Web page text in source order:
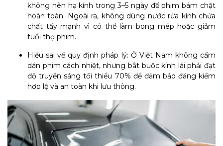
không nên hạ kính trong 3–5 ngày để phim bám chặt
hoàn toàn. Ngoài ra, không dùng nước rửa kính chứa
chất tẩy mạnh vì có thể làm bong mép hoặc giảm
tuổi thọ phim.
Hiểu sai về quy định pháp lý: Ở Việt Nam không cấm
dán phim cách nhiệt, nhưng bắt buộc kính lái phải đạt
độ truyền sáng tối thiểu 70% để đảm bảo đăng kiểm
hợp lệ và an toàn khi lưu thông.